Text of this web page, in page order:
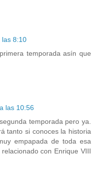
las 8:10
temporada asín que
las 10:56
temporada pero ya.
tanto si conoces la historia
empapada de toda esa
con Enrique VIII